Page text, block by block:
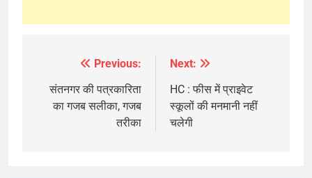
navigation
Previous:
संतनगर की पत्रकारिता
का गजब सलीका, गजब
तरीका
Next:
HC : फीस में प्राइवेट
स्कूलों की मनमानी नहीं
चलेगी